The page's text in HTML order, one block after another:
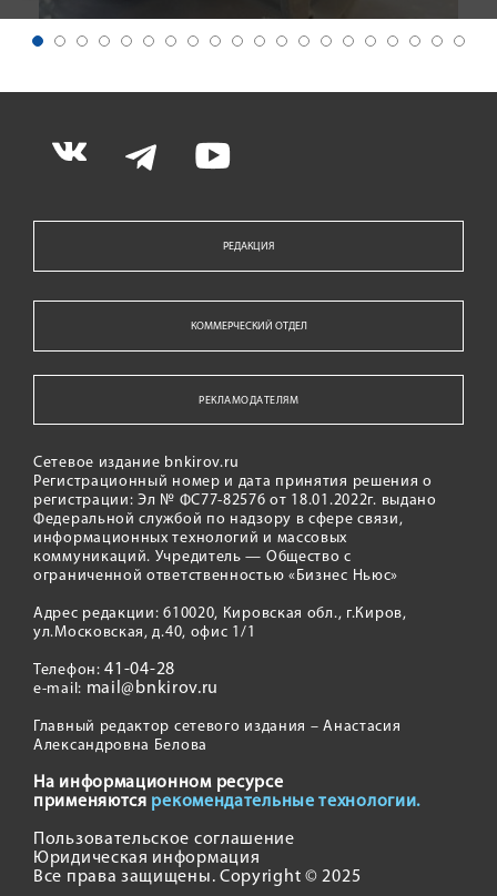
РЕДАКЦИЯ
КОММЕРЧЕСКИЙ ОТДЕЛ
РЕКЛАМОДАТЕЛЯМ
Сетевое издание bnkirov.ru
Регистрационный номер и дата принятия решения о
регистрации: Эл № ФС77-82576 от 18.01.2022г. выдано
Федеральной службой по надзору в сфере связи,
информационных технологий и массовых
коммуникаций. Учредитель — Общество с
ограниченной ответственностью «Бизнес Ньюс»
Адрес редакции: 610020, Кировская обл., г.Киров,
ул.Московская, д.40, офис 1/1
Телефон:41-04-28
e-mail: mail@bnkirov.ru
Главный редактор сетевого издания – Анастасия
Александровна Белова
На информационном ресурсе
применяются рекомендательные технологии.
Пользовательское соглашение
Юридическая информация
Все права защищены. Copyright © 2025